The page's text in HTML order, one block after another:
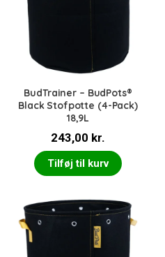
BudTrainer – BudPots®
Black Stofpotte (4-Pack)
18,9L
243,00 kr.
Tilføj til kurv